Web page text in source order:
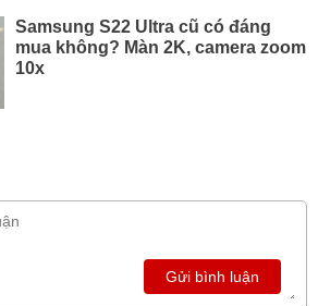
Samsung S22 Ultra cũ có đáng
mua không? Màn 2K, camera zoom
10x
Gửi bình luận